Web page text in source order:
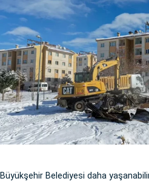
Büyükşehir Belediyesi daha